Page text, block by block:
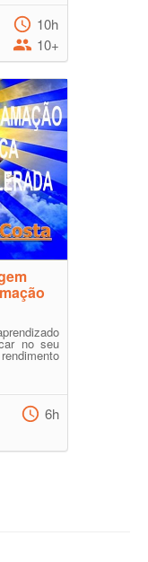
10h
10+
no seu
6h